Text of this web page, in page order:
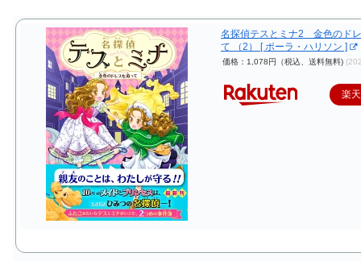
名探偵テスとミナ2 金色のド
て （2） [ ポーラ・ハリソン ]
価格：1,078円（税込、送料無料)
楽